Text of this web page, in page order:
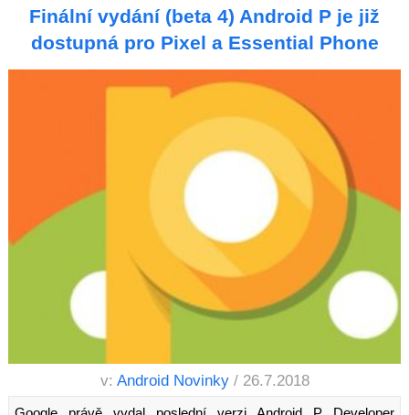
Finální vydání (beta 4) Android P je již
dostupná pro Pixel a Essential Phone
v: Android Novinky / 26.7.2018